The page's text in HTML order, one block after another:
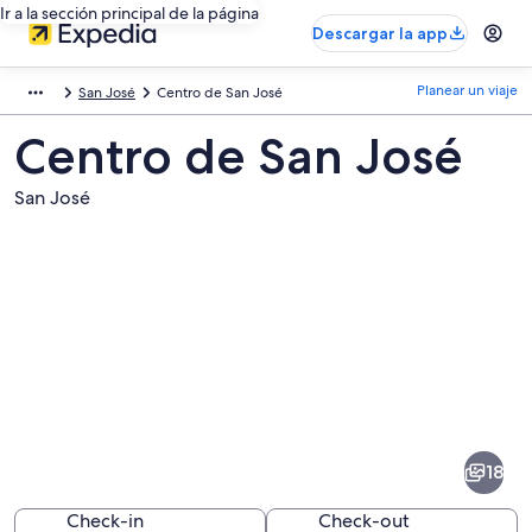
Ir a la sección principal de la página
Descargar la app
San José Centro de San José Planear un viaje
Centro de San José
San José
San
18
Check-in
Check-out